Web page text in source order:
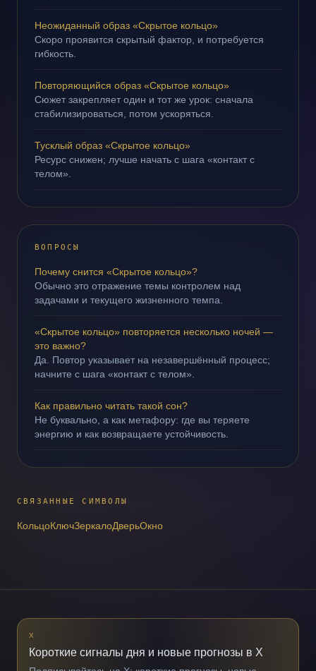
Неожиданный образ «Скрытое кольцо»
Скоро проявится скрытый фактор, и потребуется
гибкость.
Повторяющийся образ «Скрытое кольцо»
Сюжет закрепляет один и тот же урок: сначала
стабилизироваться, потом ускоряться.
Тусклый образ «Скрытое кольцо»
Ресурс снижен; лучше начать с шага «контакт с
телом».
ВОПРОСЫ
Почему снится «Скрытое кольцо»?
Обычно это отражение темы контролем над
задачами и текущего жизненного темпа.
«Скрытое кольцо» повторяется несколько ночей —
это важно?
Да. Повтор указывает на незавершённый процесс;
начните с шага «контакт с телом».
Как правильно читать такой сон?
Не буквально, а как метафору: где вы теряете
энергию и как возвращаете устойчивость.
СВЯЗАННЫЕ СИМВОЛЫ
КольцоКлючЗеркалоДверьОкно
X
Короткие сигналы дня и новые прогнозы в X